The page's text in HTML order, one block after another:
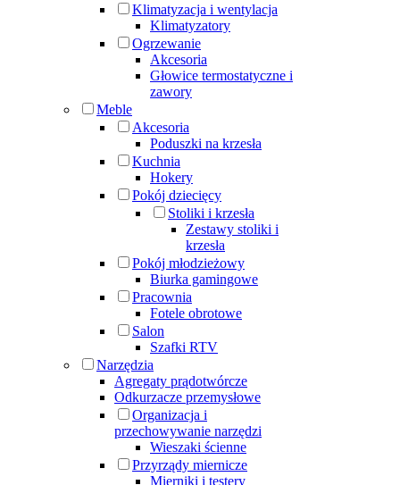
Klimatyzacja i wentylacja
Klimatyzatory
Ogrzewanie
Akcesoria
Głowice termostatyczne i
zawory
Meble
Akcesoria
Poduszki na krzesła
Kuchnia
Hokery
Pokój dziecięcy
Stoliki i krzesła
Zestawy stoliki i
krzesła
Pokój młodzieżowy
Biurka gamingowe
Pracownia
Fotele obrotowe
Salon
Szafki RTV
Narzędzia
Agregaty prądotwórcze
Odkurzacze przemysłowe
Organizacja i
przechowywanie narzędzi
Wieszaki ścienne
Przyrządy miernicze
Mierniki i testery